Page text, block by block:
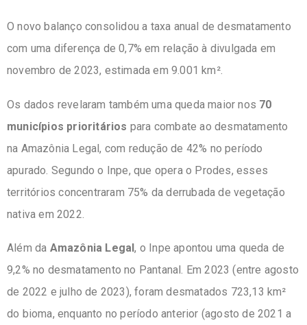
O novo balanço consolidou a taxa anual de desmatamento
com uma diferença de 0,7% em relação à divulgada em
novembro de 2023, estimada em 9.001 km².
Os dados revelaram também uma queda maior nos 70
municípios prioritários para combate ao desmatamento
na Amazônia Legal, com redução de 42% no período
apurado. Segundo o Inpe, que opera o Prodes, esses
territórios concentraram 75% da derrubada de vegetação
nativa em 2022.
Além da Amazônia Legal, o Inpe apontou uma queda de
9,2% no desmatamento no Pantanal. Em 2023 (entre agosto
de 2022 e julho de 2023), foram desmatados 723,13 km²
do bioma, enquanto no período anterior (agosto de 2021 a